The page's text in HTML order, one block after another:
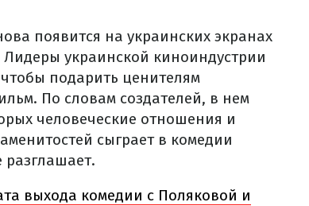
появится на украинских экранах
украинской киноиндустрии
подарить ценителям
По словам создателей, в нем
человеческие отношения и
сыграет в комедии
разглашает.
выхода комедии с Поляковой и